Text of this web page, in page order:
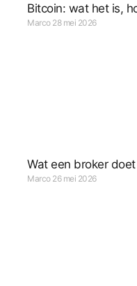
Bitcoin: wat het is,
Marco 28 mei 2026
Wat een broker
Marco 26 mei 2026